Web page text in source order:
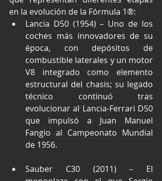
en la evolución de la Fórmula 1®:
Lancia D50 (1954) – Uno de los
coches más innovadores de su
época, con depósitos de
combustible laterales y un motor
V8 integrado como elemento
estructural del chasis; su legado
técnico continuó tras
evolucionar al Lancia-Ferrari D50
que impulsó a Juan Manuel
Fangio al Campeonato Mundial
de 1956.
Sauber C30 (2011) – El